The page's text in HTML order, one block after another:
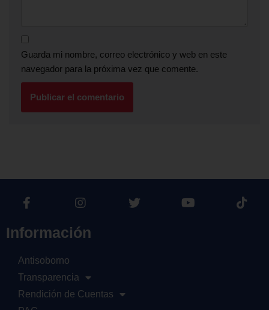
Guarda mi nombre, correo electrónico y web en este
navegador para la próxima vez que comente.
Información
Antisoborno
Transparencia
Rendición de Cuentas